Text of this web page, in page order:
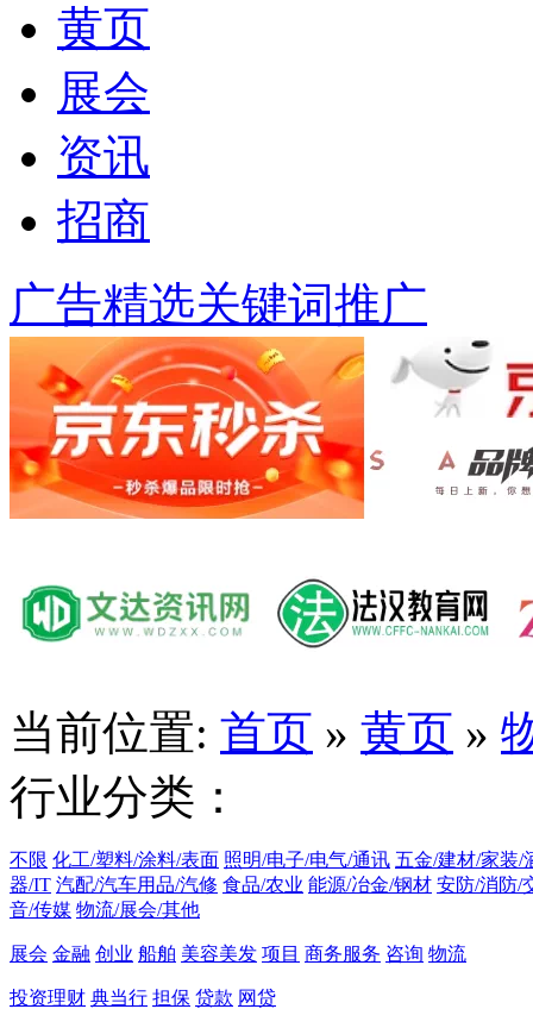
黄页
展会
资讯
招商
广告精选关键词推广
当前位置: 首页 » 黄页 »
行业分类：
不限 化工/塑料/涂料/表面 照明/电子/电气/通讯 五金/建材/家装/
器/IT 汽配/汽车用品/汽修 食品/农业 能源/冶金/钢材 安防/消防/
音/传媒 物流/展会/其他
展会 金融 创业 船舶 美容美发 项目 商务服务 咨询 物流
投资理财 典当行 担保 贷款 网贷